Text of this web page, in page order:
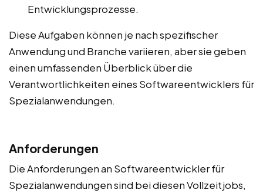
Entwicklungsprozesse.
Diese Aufgaben können je nach spezifischer
Anwendung und Branche variieren, aber sie geben
einen umfassenden Überblick über die
Verantwortlichkeiten eines Softwareentwicklers für
Spezialanwendungen.
Anforderungen
Die Anforderungen an Softwareentwickler für
Spezialanwendungen sind bei diesen Vollzeitjobs,